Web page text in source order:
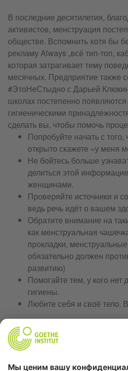
В последние десятилетия,
активистов, менструация
обществе. Вспомнить хотя бы
рекламу Always „всё тип-топ,
которая затрагивает тему
месячных. Предприятие также
#ЭтоНеСтыдно с Дарьей
школах постепенно
гигиеническими
сделать вы, чтобы помочь
Попробуйте начать с
открыто скажете «у меня
Не бойтесь больше
делиться этой
женщинами.
Проверяйте источники и
ведь речь идёт о вашем
Обратите внимание на
как менструальная
прокладки,
обязательно должен
развитию)
Помогайте тем, у кого нет
гигиены.
Любите себя и своё тело.
АВТОР